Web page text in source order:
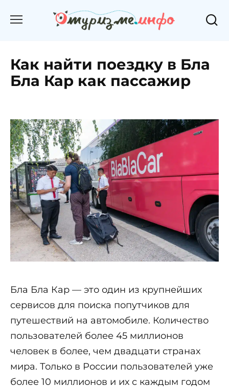
Как найти поездку в Бла
Бла Кар как пассажир
Бла Бла Кар — это один из крупнейших
сервисов для поиска попутчиков для
путешествий на автомобиле. Количество
пользователей более 45 миллионов
человек в более, чем двадцати странах
мира. Только в России пользователей уже
более 10 миллионов и их с каждым годом